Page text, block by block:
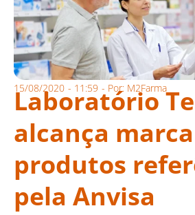
15/08/2020 - 11:59 - Por: M2Farma
Laboratório
alcança
produtos
pela Anvisa